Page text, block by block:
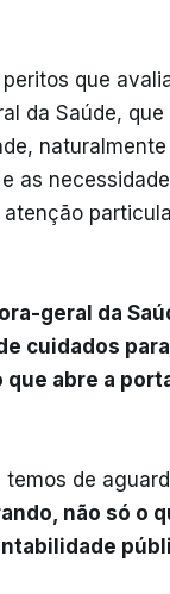
que
da Saúde, que
as
geral da
cuidados
abre a
de
não só o